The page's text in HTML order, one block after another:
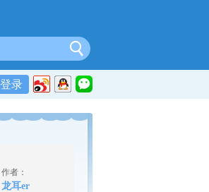
登录
作者：
龙耳er